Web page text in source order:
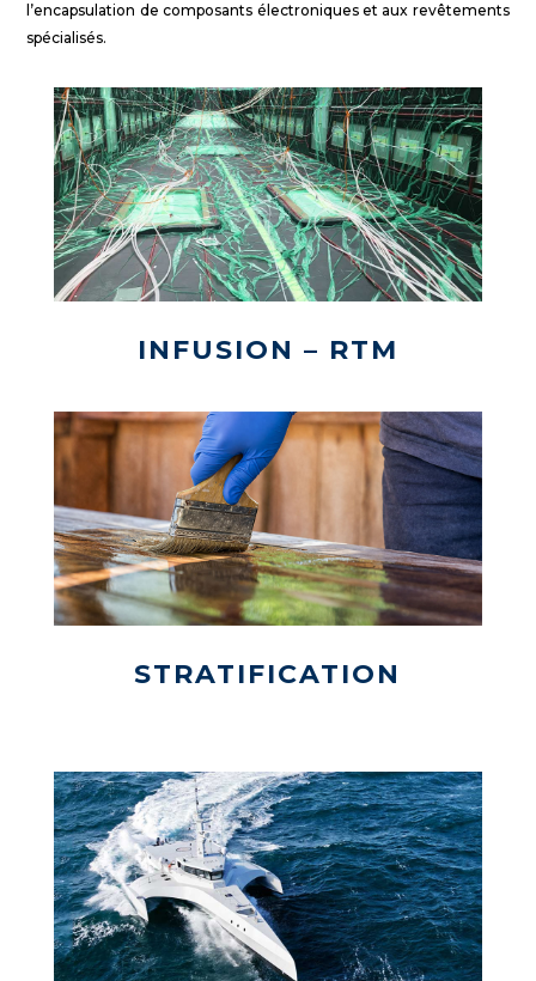
l’encapsulation de composants électroniques et aux revêtements
spécialisés.
INFUSION – RTM
STRATIFICATION